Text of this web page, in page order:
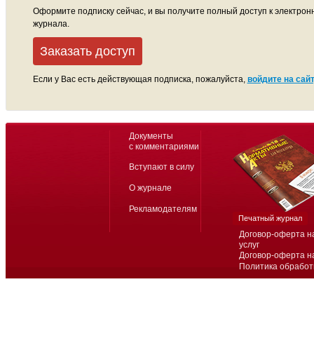
Оформите подписку сейчас, и вы получите полный доступ к
журнала.
Заказать доступ
Если у Вас есть действующая подписка, пожалуйста, войдите на
Договор-оферта
услуг
Договор-оферта
Политика
Документы
с комментариями
Вступают в силу
О журнале
Рекламодателям
Печатный журнал